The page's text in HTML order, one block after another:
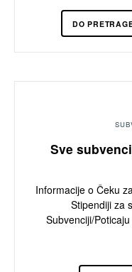
DO
Sve
Informacije o Čeku
Stipendiji za
Subvenciji/